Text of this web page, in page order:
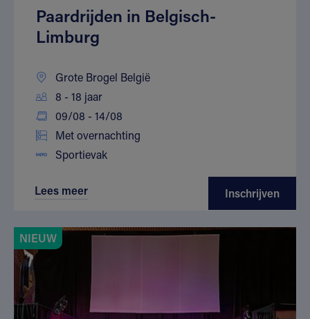
Paardrijden in Belgisch-
Limburg
Grote Brogel België
8 - 18 jaar
09/08 - 14/08
Met overnachting
Sportievak
Lees meer Inschrijven
NIEUW